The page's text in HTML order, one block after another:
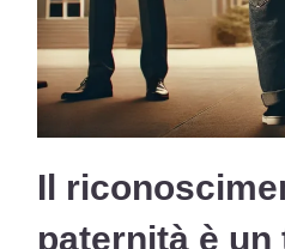
Il
paternità è un